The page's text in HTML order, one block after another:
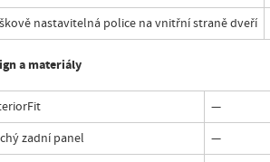
nastavitelná police na vnitřní straně dveří
a materiály
—
zadní panel —